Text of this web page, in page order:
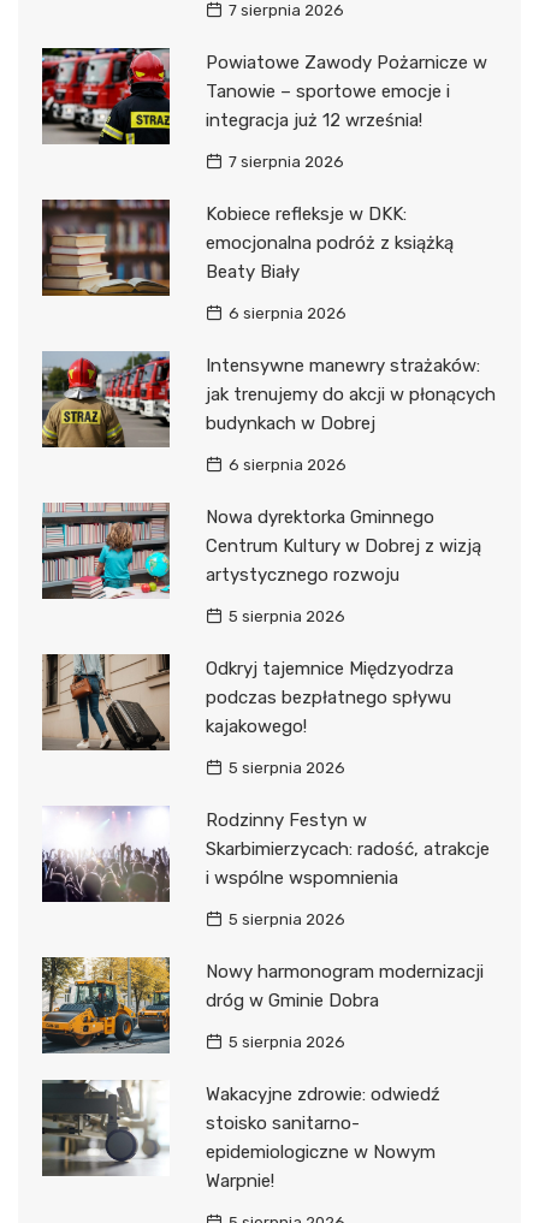
7 sierpnia 2026
Powiatowe Zawody Pożarnicze w
Tanowie – sportowe emocje i
integracja już 12 września!
7 sierpnia 2026
Kobiece refleksje w DKK:
emocjonalna podróż z książką
Beaty Biały
6 sierpnia 2026
Intensywne manewry strażaków:
jak trenujemy do akcji w płonących
budynkach w Dobrej
6 sierpnia 2026
Nowa dyrektorka Gminnego
Centrum Kultury w Dobrej z wizją
artystycznego rozwoju
5 sierpnia 2026
Odkryj tajemnice Międzyodrza
podczas bezpłatnego spływu
kajakowego!
5 sierpnia 2026
Rodzinny Festyn w
Skarbimierzycach: radość, atrakcje
i wspólne wspomnienia
5 sierpnia 2026
Nowy harmonogram modernizacji
dróg w Gminie Dobra
5 sierpnia 2026
Wakacyjne zdrowie: odwiedź
stoisko sanitarno-
epidemiologiczne w Nowym
Warpnie!